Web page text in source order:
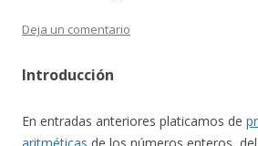
Deja un comentario
Introducción
En entradas anteriores platicamos de